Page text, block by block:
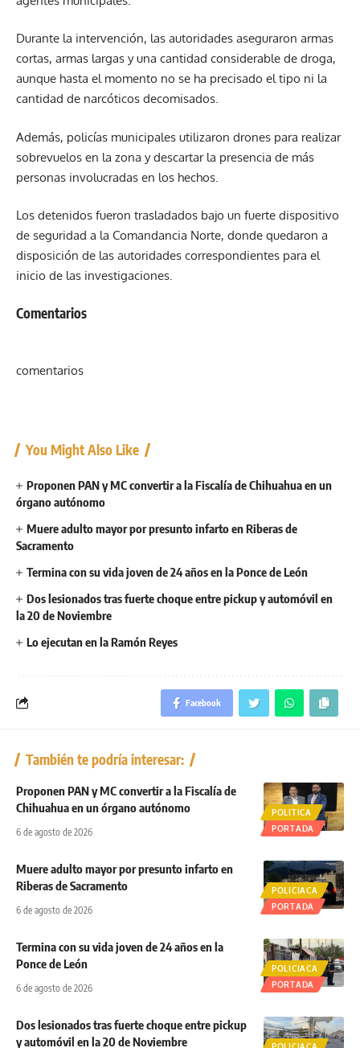
Durante la intervención, las autoridades aseguraron armas
cortas, armas largas y una cantidad considerable de droga,
aunque hasta el momento no se ha precisado el tipo ni la
cantidad de narcóticos decomisados.
Además, policías municipales utilizaron drones para realizar
sobrevuelos en la zona y descartar la presencia de más
personas involucradas en los hechos.
Los detenidos fueron trasladados bajo un fuerte dispositivo
de seguridad a la Comandancia Norte, donde quedaron a
disposición de las autoridades correspondientes para el
inicio de las investigaciones.
Comentarios
comentarios
You Might Also Like
Proponen PAN y MC convertir a la Fiscalía de Chihuahua en un
órgano autónomo
Muere adulto mayor por presunto infarto en Riberas de
Sacramento
Termina con su vida joven de 24 años en la Ponce de León
Dos lesionados tras fuerte choque entre pickup y automóvil en
la 20 de Noviembre
Lo ejecutan en la Ramón Reyes
Facebook
También te podría interesar:
POLITICA
PORTADA
Proponen PAN y MC convertir a la Fiscalía de
Chihuahua en un órgano autónomo
6 de agosto de 2026
POLICIACA
PORTADA
Muere adulto mayor por presunto infarto en
Riberas de Sacramento
6 de agosto de 2026
POLICIACA
PORTADA
Termina con su vida joven de 24 años en la
Ponce de León
6 de agosto de 2026
POLICIACA
Dos lesionados tras fuerte choque entre pickup
y automóvil en la 20 de Noviembre